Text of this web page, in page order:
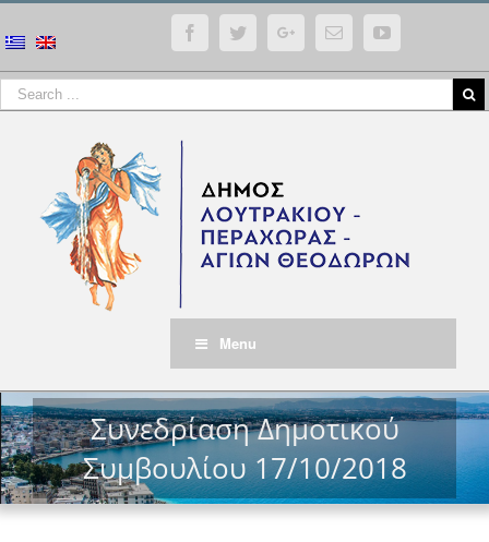
FacebookTwitterGoogle+Email YouTube
Menu
Συνεδρίαση Δημοτικού
Συμβουλίου 17/10/2018